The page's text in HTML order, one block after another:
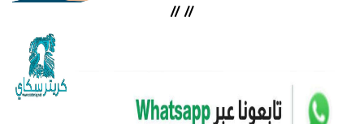
//
//